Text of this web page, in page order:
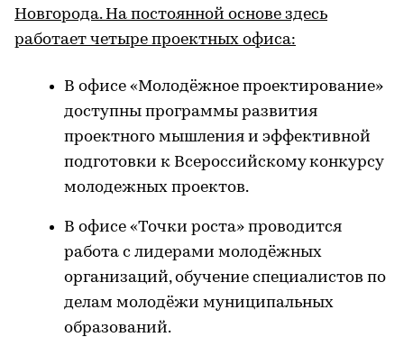
Новгорода. На постоянной основе здесь
работает четыре проектных офиса:
В офисе «Молодёжное проектирование»
доступны программы развития
проектного мышления и эффективной
подготовки к Всероссийскому конкурсу
молодежных проектов.
В офисе «Точки роста» проводится
работа с лидерами молодёжных
организаций, обучение специалистов по
делам молодёжи муниципальных
образований.